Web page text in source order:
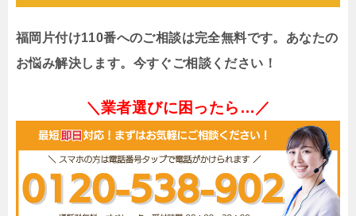
福岡片付け110番へのご相談は完全無料です。あなたの
お悩み解決します。今すぐご相談ください！
＼業者選びに困ったら…／